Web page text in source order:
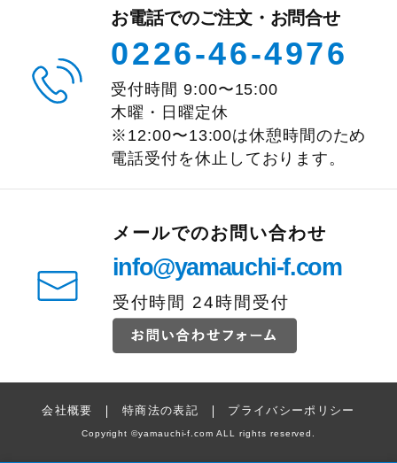
お電話でのご注文・お問合せ
0226-46-4976
受付時間 9:00〜15:00
木曜・日曜定休
※12:00〜13:00は休憩時間のため
電話受付を休止しております。
メールでのお問い合わせ
info@yamauchi-f.com
受付時間 24時間受付
会社概要 特商法の表記 プライバシーポリシー
Copyright ©yamauchi-f.com ALL rights reserved.